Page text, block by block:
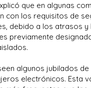
que en algunas
con los requisitos de
debido a los atrasos
previamente
algunos jubilados
electrónicos. Esta